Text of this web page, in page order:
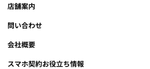
店舗案内
問い合わせ
会社概要
スマホ契約お役立ち情報